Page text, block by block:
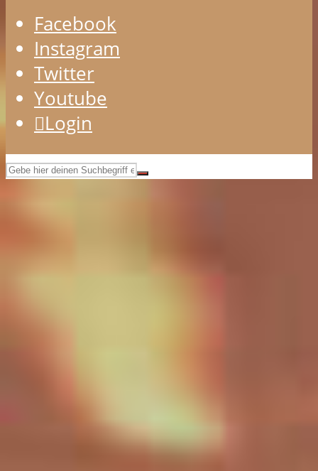
Facebook
Instagram
Twitter
Youtube
Login